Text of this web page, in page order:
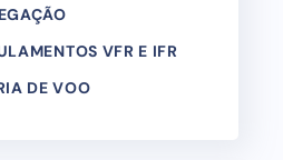
VFR E IFR
DE VOO